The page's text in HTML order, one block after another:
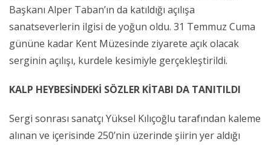
Başkanı Alper Taban’ın da katıldığı açılışa
sanatseverlerin ilgisi de yoğun oldu. 31 Temmuz Cuma
gününe kadar Kent Müzesinde ziyarete açık olacak
serginin açılışı, kurdele kesimiyle gerçekleştirildi.
KALP HEYBESİNDEKİ SÖZLER KİTABI DA TANITILDI
Sergi sonrası sanatçı Yüksel Kılıçoğlu tarafından kaleme
alınan ve içerisinde 250’nin üzerinde şiirin yer aldığı